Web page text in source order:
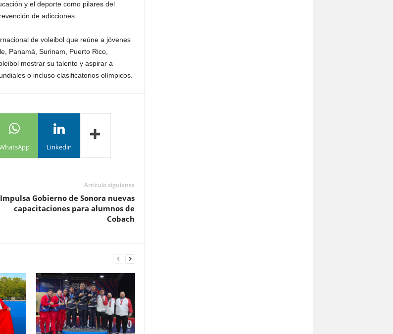
y el deporte como pilares del
de adicciones.
de voleibol que reúne a jóvenes
Panamá, Surinam, Puerto Rico,
mostrar su talento y aspirar a
o incluso clasificatorios olímpicos.
Linkedin
Artículo siguiente
Impulsa Gobierno de Sonora nuevas
capacitaciones para alumnos de
Cobach